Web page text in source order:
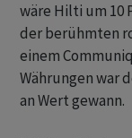
wäre Hilti um 10
der berühmten
einem
Währungen war
an Wert gewann.